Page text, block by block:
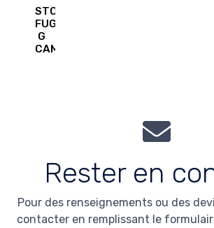
STC
FUGA
G
CAM
Rester en
Pour des renseignements ou des
contacter en remplissant le